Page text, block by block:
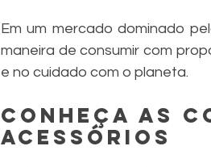
Em um mercado dominado
maneira de consumir com
e no cuidado com o planeta.
Conheça as
Acessórios